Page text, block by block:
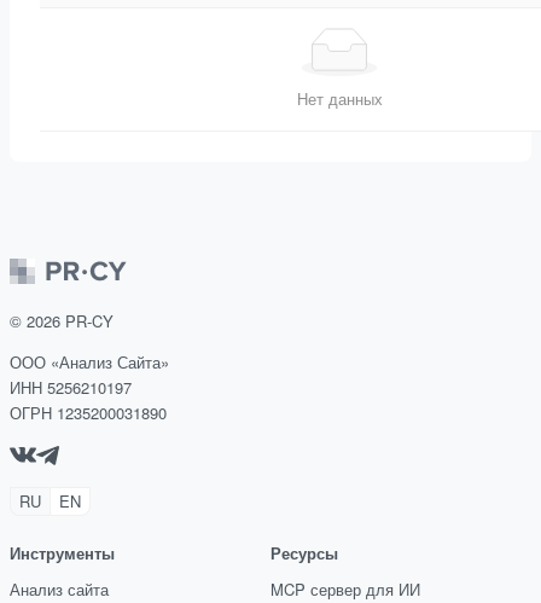
Нет данных
© 2026 PR-CY
ООО «Анализ Сайта»
ИНН 5256210197
ОГРН 1235200031890
RU EN
Инструменты
Анализ сайта
Ресурсы
MCP сервер для ИИ